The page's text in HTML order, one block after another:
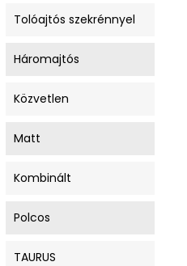
Tolóajtós szekrénnyel
Háromajtós
Közvetlen
Matt
Kombinált
Polcos
TAURUS